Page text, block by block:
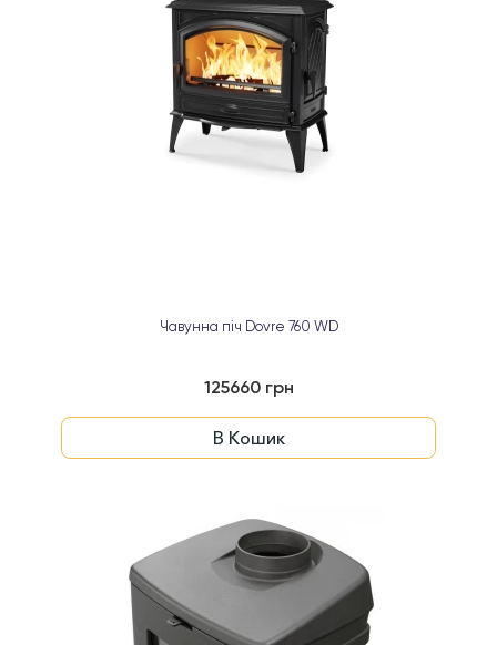
Чавунна піч Dovre 760 WD
125660 грн
В Кошик